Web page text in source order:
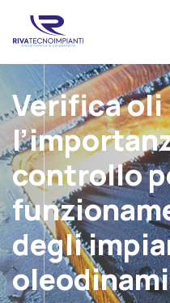
Verifica
controllo
degli